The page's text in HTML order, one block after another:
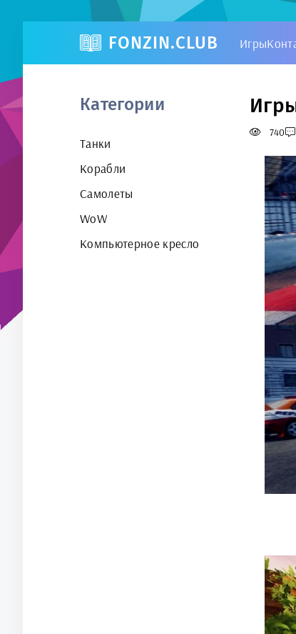
FONZIN.CLUB Игры
Категории
Танки
Корабли
Самолеты
WoW
Компьютерное кресло
740